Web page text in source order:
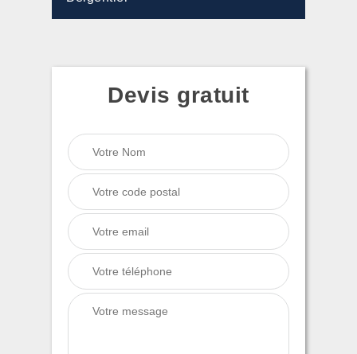
Devis gratuit